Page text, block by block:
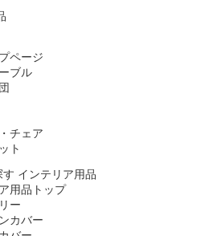
ページ
ブル
チェア
ト
インテリア用品
用品トップ
ー
カバー